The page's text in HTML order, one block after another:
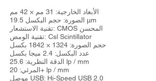
الأبعاد الخارجية: 31 مم × 42 مم
الصورة: حجم البكسل 19.5 μm
تقنية الاستشعار: CMOS المحسن
تقنية الومض: Csl Scintillator
عدد البكسل: 2.4 ميجا بكسل
الدقة النظرية: 25.6 lp / mm
المرئي: 20+ lp / mm
موصل USB: Hi-Speed USB 2.0